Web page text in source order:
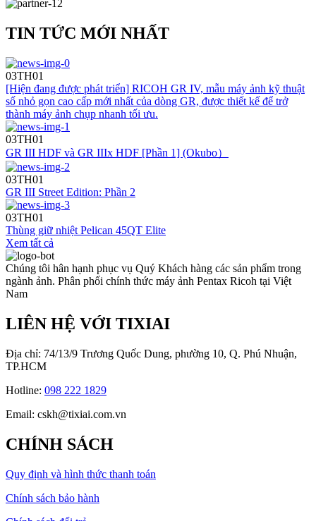
TIN TỨC MỚI NHẤT
03TH01
[Hiện đang được phát triển] RICOH GR IV, mẫu máy ảnh kỹ thuật
số nhỏ gọn cao cấp mới nhất của dòng GR, được thiết kế để trở
thành máy ảnh chụp nhanh tối ưu.
03TH01
GR III HDF và GR IIIx HDF [Phần 1] (Okubo）
03TH01
GR III Street Edition: Phần 2
03TH01
Thùng giữ nhiệt Pelican 45QT Elite
Xem tất cả
Chúng tôi hân hạnh phục vụ Quý Khách hàng các sản phẩm trong
ngành ảnh. Phân phối chính thức máy ảnh Pentax Ricoh tại Việt
Nam
LIÊN HỆ VỚI TIXIAI
Địa chỉ: 74/13/9 Trương Quốc Dung, phường 10, Q. Phú Nhuận,
TP.HCM
Hotline: 098 222 1829
Email: cskh@tixiai.com.vn
CHÍNH SÁCH
Quy định và hình thức thanh toán
Chính sách bảo hành